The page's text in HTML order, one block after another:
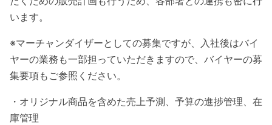
います。
※マーチャンダイザーとしての募集ですが、入社後はバイ
ヤーの業務も一部担っていただきますので、バイヤーの募
集要項もご参照ください。
・オリジナル商品を含めた売上予測、予算の進捗管理、在
庫管理